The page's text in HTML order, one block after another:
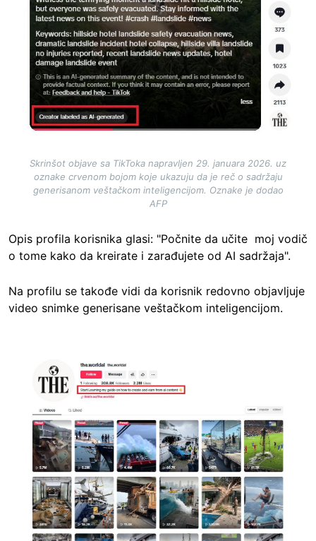
Skrinšot objave sa TikToka napravljen 29. januara 2026. uz
oznake crvenom bojom koje ukazuju da je reč o sadržaju
generisanom veštačkom inteligencijom. Oznake je dodao
AFP
Opis profila korisnika glasi: "Počnite da učite moj vodič
o tome kako da kreirate i zarađujete od AI sadržaja".
Na profilu se takođe vidi da korisnik redovno objavljuje
video snimke generisane veštačkom inteligencijom.